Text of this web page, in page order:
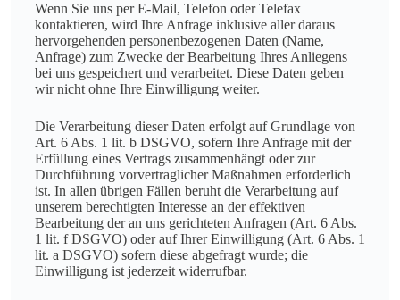
Wenn Sie uns per E-Mail, Telefon oder Telefax
kontaktieren, wird Ihre Anfrage inklusive aller daraus
hervorgehenden personenbezogenen Daten (Name,
Anfrage) zum Zwecke der Bearbeitung Ihres Anliegens
bei uns gespeichert und verarbeitet. Diese Daten geben
wir nicht ohne Ihre Einwilligung weiter.
Die Verarbeitung dieser Daten erfolgt auf Grundlage von
Art. 6 Abs. 1 lit. b DSGVO, sofern Ihre Anfrage mit der
Erfüllung eines Vertrags zusammenhängt oder zur
Durchführung vorvertraglicher Maßnahmen erforderlich
ist. In allen übrigen Fällen beruht die Verarbeitung auf
unserem berechtigten Interesse an der effektiven
Bearbeitung der an uns gerichteten Anfragen (Art. 6 Abs.
1 lit. f DSGVO) oder auf Ihrer Einwilligung (Art. 6 Abs. 1
lit. a DSGVO) sofern diese abgefragt wurde; die
Einwilligung ist jederzeit widerrufbar.